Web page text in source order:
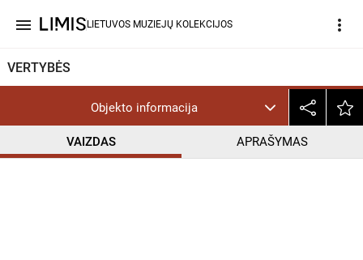
menu LIETUVOS MUZIEJŲ KOLEKCIJOS more_vert
VERTYBĖS
Objekto informacija
VAIZDAS APRAŠYMAS